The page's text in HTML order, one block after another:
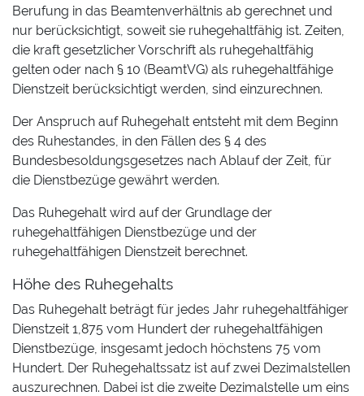
Berufung in das Beamtenverhältnis ab gerechnet und
nur berücksichtigt, soweit sie ruhegehaltfähig ist. Zeiten,
die kraft gesetzlicher Vorschrift als ruhegehaltfähig
gelten oder nach § 10 (BeamtVG) als ruhegehaltfähige
Dienstzeit berücksichtigt werden, sind einzurechnen.
Der Anspruch auf Ruhegehalt entsteht mit dem Beginn
des Ruhestandes, in den Fällen des § 4 des
Bundesbesoldungsgesetzes nach Ablauf der Zeit, für
die Dienstbezüge gewährt werden.
Das Ruhegehalt wird auf der Grundlage der
ruhegehaltfähigen Dienstbezüge und der
ruhegehaltfähigen Dienstzeit berechnet.
Höhe des Ruhegehalts
Das Ruhegehalt beträgt für jedes Jahr ruhegehaltfähiger
Dienstzeit 1,875 vom Hundert der ruhegehaltfähigen
Dienstbezüge, insgesamt jedoch höchstens 75 vom
Hundert. Der Ruhegehaltssatz ist auf zwei Dezimalstellen
auszurechnen. Dabei ist die zweite Dezimalstelle um eins